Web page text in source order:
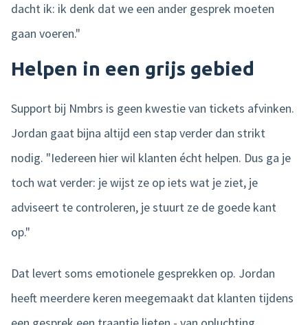
dacht ik: ik denk dat we een ander gesprek moeten
gaan voeren."
Helpen in een grijs gebied
Support bij Nmbrs is geen kwestie van tickets afvinken.
Jordan gaat bijna altijd een stap verder dan strikt
nodig. "Iedereen hier wil klanten écht helpen. Dus ga je
toch wat verder: je wijst ze op iets wat je ziet, je
adviseert te controleren, je stuurt ze de goede kant
op."
Dat levert soms emotionele gesprekken op. Jordan
heeft meerdere keren meegemaakt dat klanten tijdens